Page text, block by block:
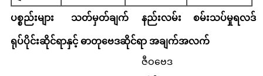
ပစ္စည်းများ သတ်မှတ်ချက် နည်းလမ်း စမ်းသပ်မှုရလဒ်
ရုပ်ပိုင်းဆိုင်ရာနှင့် ဓာတုဗေဒဆိုင်ရာ အချက်အလက်
ဇီဝဗေဒ